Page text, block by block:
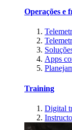
Operações e
Apps
Training
Digital